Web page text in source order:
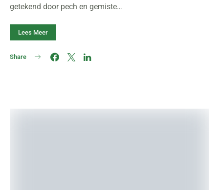
getekend door pech en gemiste…
Lees Meer
Share